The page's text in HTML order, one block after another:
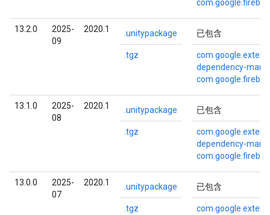
13.2.0
2025-
09
2020.1 .unitypackage
.tgz
已包含
dependency-
13.1.0
2025-
08
2020.1 .unitypackage
.tgz
已包含
dependency-
13.0.0
2025-
07
2020.1 .unitypackage
.tgz
已包含